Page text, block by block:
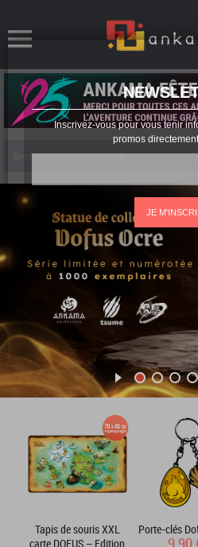
Inscrivez-vous pour vous tenir
promos
JE
Tapis de souris XXL
carte DOFUS – Edition
Porte-clés